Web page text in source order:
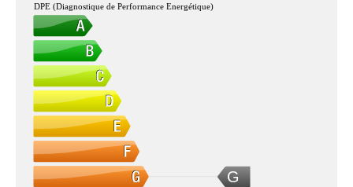
G
DPE (Diagnostique de Performance Energétique)